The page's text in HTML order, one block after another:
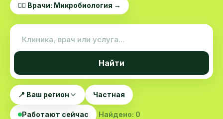
👨‍⚕️ Врачи: Микробиология →
Найти
📍 Ваш регион Частная
Работают сейчас Найдено: 0